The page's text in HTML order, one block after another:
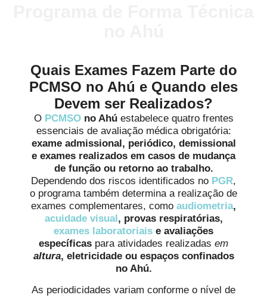
Quais Exames Fazem Parte do
PCMSO no Ahú e Quando eles
Devem ser Realizados?
O PCMSOno Ahúestabelece quatro frentes
essenciais de avaliação médica obrigatória:
exame admissional, periódico, demissional
e exames realizados em casos de mudança
de função ou retorno ao trabalho.
Dependendo dos riscos identificados no PGR,
o programa também determina a realização de
exames complementares, como audiometria,
acuidade visual , provas respiratórias,
exames laboratoriais e avaliações
específicas para atividades realizadas em
altura, eletricidade ou espaços confinados
no Ahú.
As periodicidades variam conforme o nível de